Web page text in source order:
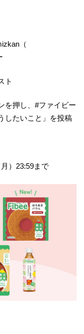
（
ト
を押し、#ファイビー
したいこと」を投稿
）23:59まで